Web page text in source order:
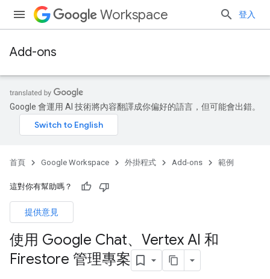
Workspace 登入
Add-ons
Google 會運用 AI 技術將內容翻譯成你偏好的語言，但可能會出錯。
首頁 Google Workspace 外掛程式 Add-ons 範例
這對你有幫助嗎？
提供意見
使用 Google Chat、Vertex AI 和
Firestore 管理專案